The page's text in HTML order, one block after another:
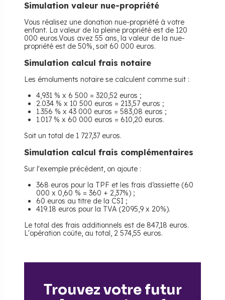
Simulation valeur nue-propriété
Vous réalisez une donation nue-propriété à votre
enfant. La valeur de la pleine propriété est de 120
000 euros.Vous avez 55 ans, la valeur de la nue-
propriété est de 50%, soit 60 000 euros.
Simulation calcul frais notaire
Les émoluments notaire se calculent comme suit :
4,931 % x 6 500 = 320,52 euros ;
2.034 % x 10 500 euros = 213,57 euros ;
1.356 % x 43 000 euros = 583,08 euros ;
1.017 % x 60 000 euros = 610,20 euros.
Soit un total de 1 727,37 euros.
Simulation calcul frais complémentaires
Sur l'exemple précédent, on ajoute :
368 euros pour la TPF et les frais d’assiette (60
000 x 0,60 % = 360 + 2,37%) ;
60 euros au titre de la CSI ;
419.18 euros pour la TVA (2095,9 x 20%).
Le total des frais additionnels est de 847,18 euros.
L'opération coûte, au total, 2 574,55 euros.
Trouvez votre futur